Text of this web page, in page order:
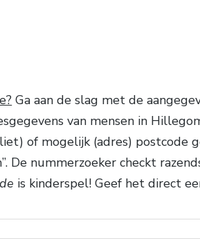
Ga aan de slag met de
van mensen in
of mogelijk (adres) postcode
De nummerzoeker checkt
is kinderspel! Geef het direct